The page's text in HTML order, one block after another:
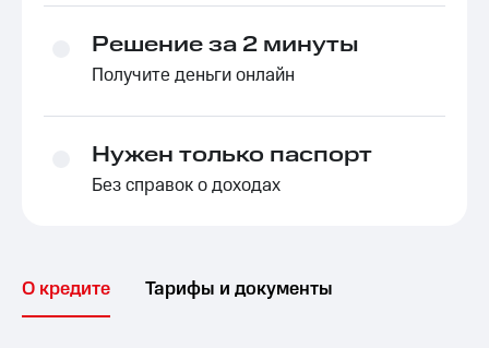
Решение за 2 минуты
Получите деньги онлайн
Нужен только паспорт
Без справок о доходах
О кредите Тарифы и документы